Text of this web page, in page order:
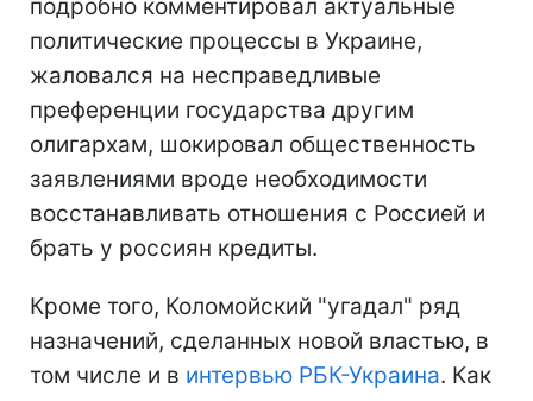
подробно комментировал актуальные
политические процессы в Украине,
жаловался на несправедливые
преференции государства другим
олигархам, шокировал общественность
заявлениями вроде необходимости
восстанавливать отношения с Россией и
брать у россиян кредиты.
Кроме того, Коломойский "угадал" ряд
назначений, сделанных новой властью, в
том числе и в интервью РБК-Украина. Как